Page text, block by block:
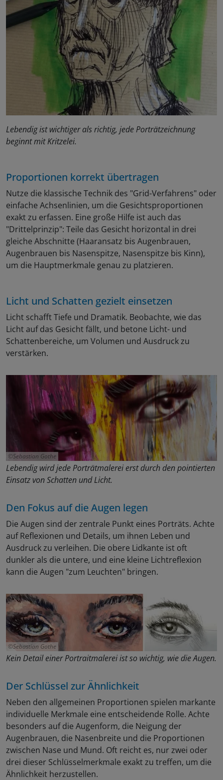
Lebendig ist wichtiger als richtig, jede Porträtzeichnung
beginnt mit Kritzelei.
Proportionen korrekt übertragen
Nutze die klassische Technik des "Grid-Verfahrens" oder
einfache Achsenlinien, um die Gesichtsproportionen
exakt zu erfassen. Eine große Hilfe ist auch das
"Drittelprinzip": Teile das Gesicht horizontal in drei
gleiche Abschnitte (Haaransatz bis Augenbrauen,
Augenbrauen bis Nasenspitze, Nasenspitze bis Kinn),
um die Hauptmerkmale genau zu platzieren.
Licht und Schatten gezielt einsetzen
Licht schafft Tiefe und Dramatik. Beobachte, wie das
Licht auf das Gesicht fällt, und betone Licht- und
Schattenbereiche, um Volumen und Ausdruck zu
verstärken.
Sebastian Gothe
Lebendig wird jede Porträtmalerei erst durch den pointierten
Einsatz von Schatten und Licht.
Den Fokus auf die Augen legen
Die Augen sind der zentrale Punkt eines Porträts. Achte
auf Reflexionen und Details, um ihnen Leben und
Ausdruck zu verleihen. Die obere Lidkante ist oft
dunkler als die untere, und eine kleine Lichtreflexion
kann die Augen "zum Leuchten" bringen.
Sebastian Gothe
Kein Detail einer Portraitmalerei ist so wichtig, wie die Augen.
Der Schlüssel zur Ähnlichkeit
Neben den allgemeinen Proportionen spielen markante
individuelle Merkmale eine entscheidende Rolle. Achte
besonders auf die Augenform, die Neigung der
Augenbrauen, die Nasenbreite und die Proportionen
zwischen Nase und Mund. Oft reicht es, nur zwei oder
drei dieser Schlüsselmerkmale exakt zu treffen, um die
Ähnlichkeit herzustellen.